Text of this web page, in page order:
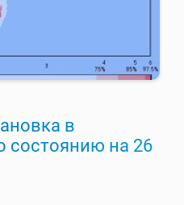
в
состоянию на 26